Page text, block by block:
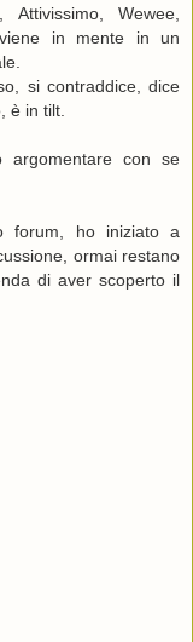
Wewee,
in mente in un
si contraddice, dice
è in tilt.
argomentare con se
forum, ho iniziato a
ormai restano
di aver scoperto il